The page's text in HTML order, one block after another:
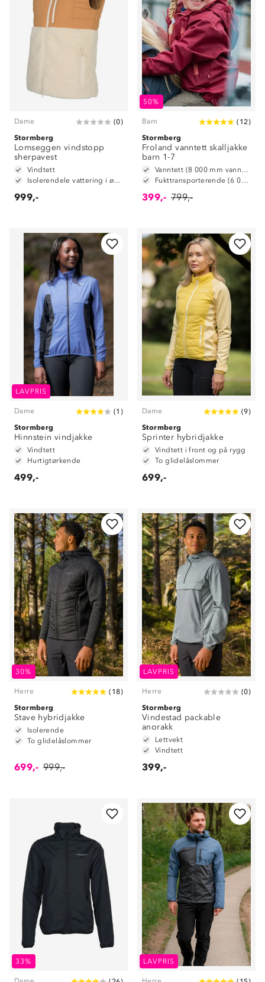
Dame (0)
Stormberg
Lomseggen vindstopp
sherpavest
Vindtett
Isolerendele vattering i øvre del
999,-
50%
Barn ( 12)
Stormberg
Froland vanntett skalljakke
barn 1-7
Vanntett (8 000 mm vannsøyle)
Fukttransporterende (6 000 g/m2/24t)
399,- 799,-
LAVPRIS
Dame (1 )
Stormberg
Hinnstein vindjakke
Vindtett
Hurtigtørkende
499,-
Dame (9)
Stormberg
Sprinter hybridjakke
Vindtett i front og på rygg
To glidelåslommer
699,-
30%
Herre ( 18)
Stormberg
Stave hybridjakke
Isolerende
To glidelåslommer
699,- 999,-
LAVPRIS
Herre (0)
Stormberg
Vindestad packable
anorakk
Lettvekt
Vindtett
399,-
33% LAVPRIS